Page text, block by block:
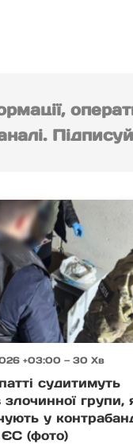
+03:00 — 30 Хв
судитимуть
злочинної групи,
у
ЄС (фото)